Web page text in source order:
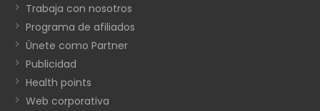
Trabaja con nosotros
Programa de afiliados
Únete como Partner
Publicidad
Health points
Web corporativa